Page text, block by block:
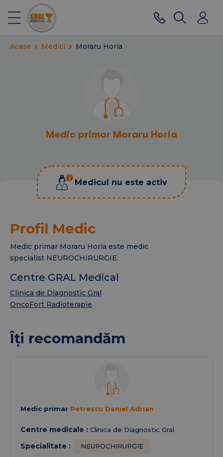
Acasa Medici Moraru Horia
Medic primar Moraru Horia
Medicul nu este activ
Profil Medic
Medic primar Moraru Horia este medic
specialist NEUROCHIRURGIE.
Centre GRAL Medical
Clinica de Diagnostic Gral
OncoFort Radioterapie
Îți recomandăm
Medic primar Petrescu Daniel Adrian
Centre medicale : Clinica de Diagnostic Gral
Specialitate : NEUROCHIRURGIE